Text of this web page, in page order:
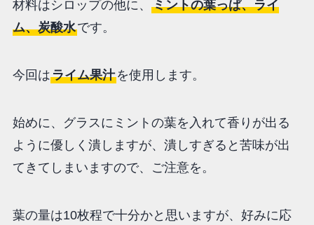
材料はシロップの他に、 ミントの葉っぱ、ライ
ム、炭酸水です。
今回はライム果汁を使用します。
始めに、グラスにミントの葉を入れて香りが出る
ように優しく潰しますが、潰しすぎると苦味が出
てきてしまいますので、ご注意を。
葉の量は10枚程で十分かと思いますが、好みに応